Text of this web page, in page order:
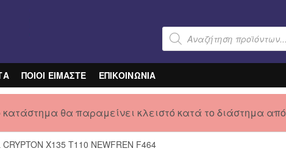
Products
search
ΠΟΙΟΙ ΕΙΜΑΣΤΕ ΕΠΙΚΟΙΝΩΝΙΑ
θα παραμείνει κλειστό κατά το διάστημα από
X135 T110 NEWFREN F464